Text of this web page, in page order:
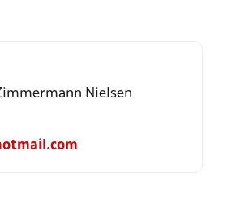
Nielsen